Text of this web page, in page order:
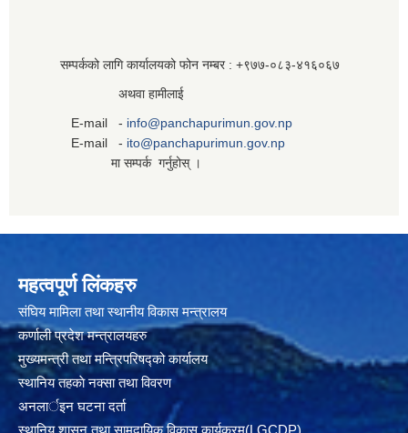
सम्पर्कको लागि कार्यालयको फोन नम्बर : +९७७-०८३‍-४१६०६७
अथवा हामीलाई
E-mail - info@panchapurimun.gov.np
E-mail - ito@panchapurimun.gov.np
मा सम्पर्क गर्नुहोस् ।
महत्वपूर्ण लिंकहरु
संघिय मामिला तथा स्थानीय विकास मन्त्रालय
कर्णाली प्रदेश मन्त्रालयहरु
मुख्यमन्त्री तथा मन्त्रिपरिषद्को कार्यालय
स्थानिय तहकाे नक्सा तथा विवरण
अनलार्इन घटना दर्ता